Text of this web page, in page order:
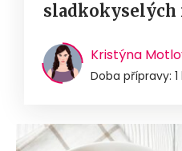
sladkokyselých
Kristýna
Doba přípravy: 1